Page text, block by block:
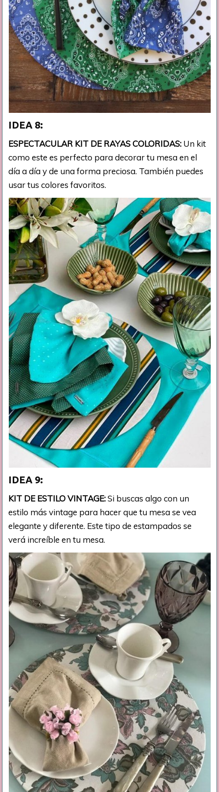
IDEA 8:
ESPECTACULAR KIT DE RAYAS COLORIDAS: Un kit
como este es perfecto para decorar tu mesa en el
día a día y de una forma preciosa. También puedes
usar tus colores favoritos.
IDEA 9:
KIT DE ESTILO VINTAGE:Si buscas algo con un
estilo más vintage para hacer que tu mesa se vea
elegante y diferente. Este tipo de estampados se
verá increíble en tu mesa.